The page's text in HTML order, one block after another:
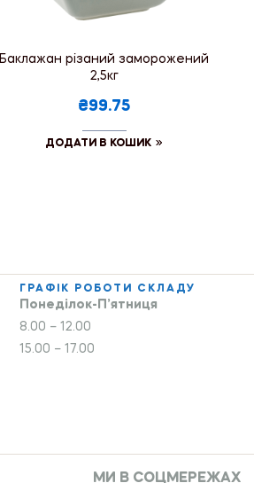
Баклажан різаний заморожений
2,5кг
₴99.75
ДОДАТИ В КОШИК
ГРАФІК РОБОТИ СКЛАДУ
Понеділок-П’ятниця
8.00 – 12.00
15.00 – 17.00
МИ В СОЦМЕРЕЖАХ